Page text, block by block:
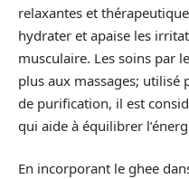
relaxantes et
hydrater et apaise les
musculaire. Les soins par
plus aux massages; utilisé
de purification, il est
qui aide à équilibrer
En incorporant le ghee